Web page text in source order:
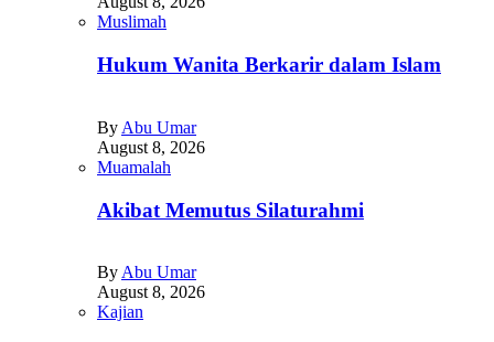
Muslimah
Hukum Wanita Berkarir dalam Islam
By Abu Umar
August 8, 2026
Muamalah
Akibat Memutus Silaturahmi
By Abu Umar
August 8, 2026
Kajian